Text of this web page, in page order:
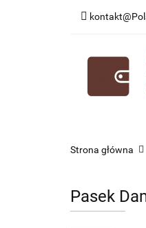
Strona główna
Pasek